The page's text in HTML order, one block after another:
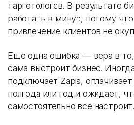
таргетологов. В результате
работать в минус, потому
привлечение клиентов не
Еще одна ошибка — вера в
сама выстроит бизнес.
подключает Zapis,
полгода или год и ожидает,
самостоятельно все настроит.